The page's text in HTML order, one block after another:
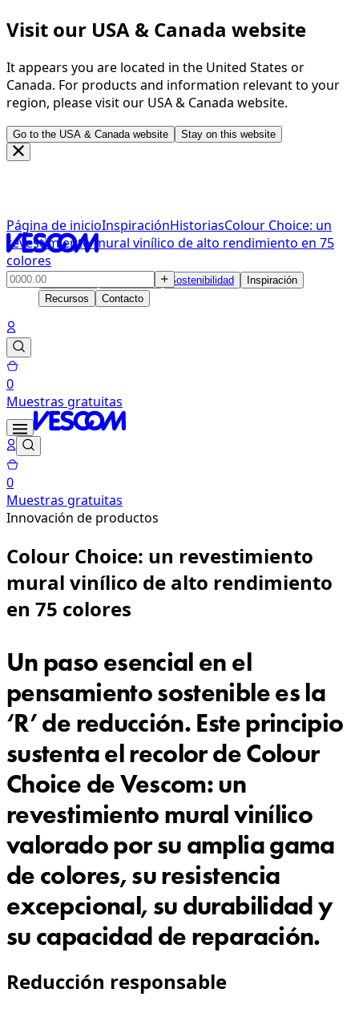
Visit our USA & Canada website
It appears you are located in the United States or
Canada. For products and information relevant to your
region, please visit our USA & Canada website.
Go to the USA & Canada website Stay on this website
Página de inicioInspiraciónHistoriasColour Choice: un
revestimiento mural vinílico de alto rendimiento en 75
colores
Productos Sostenibilidad
Inspiración
Recursos
Contacto
0
Muestras gratuitas
0
Muestras gratuitas
Innovación de productos
Colour Choice: un revestimiento
mural vinílico de alto rendimiento
en 75 colores
Un paso esencial en el
pensamiento sostenible es la
‘R’ de reducción. Este principio
sustenta el recolor de Colour
Choice de Vescom: un
revestimiento mural vinílico
valorado por su amplia gama
de colores, su resistencia
excepcional, su durabilidad y
su capacidad de reparación.
Reducción responsable